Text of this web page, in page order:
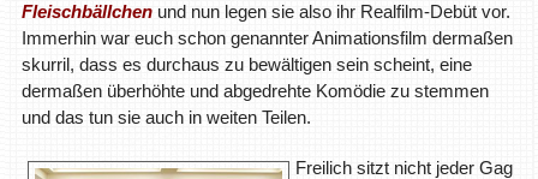
Fleischbällchenund nun legen sie also ihr Realfilm-Debüt vor.
Immerhin war euch schon genannter Animationsfilm dermaßen
skurril, dass es durchaus zu bewältigen sein scheint, eine
dermaßen überhöhte und abgedrehte Komödie zu stemmen
und das tun sie auch in weiten Teilen.
Freilich sitzt nicht jeder Gag